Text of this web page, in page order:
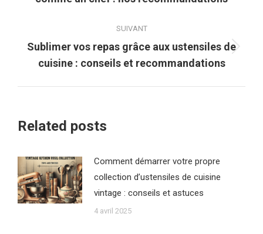
précédent
SUIVANT
Article
suivant
:
Sublimer vos repas grâce aux ustensiles de
cuisine : conseils et recommandations
Related posts
Comment démarrer votre propre
collection d’ustensiles de cuisine
vintage : conseils et astuces
4 avril 2025